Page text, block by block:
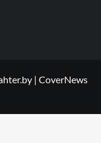
| CoverNews